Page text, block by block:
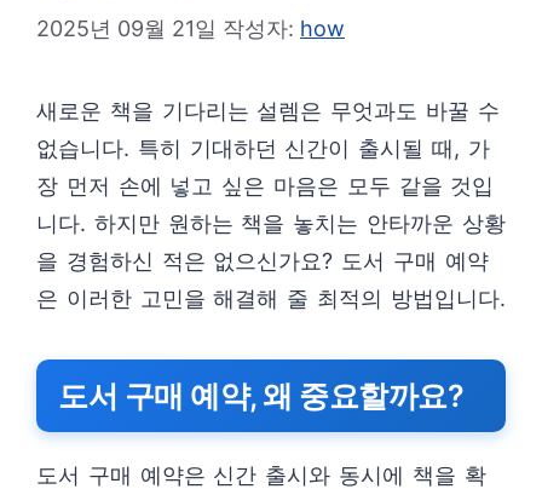
2025년 09월 21일 작성자: how
새로운 책을 기다리는 설렘은 무엇과도 바꿀 수
없습니다. 특히 기대하던 신간이 출시될 때, 가
장 먼저 손에 넣고 싶은 마음은 모두 같을 것입
니다. 하지만 원하는 책을 놓치는 안타까운 상황
을 경험하신 적은 없으신가요? 도서 구매 예약
은 이러한 고민을 해결해 줄 최적의 방법입니다.
도서 구매 예약, 왜 중요할까요?
도서 구매 예약은 신간 출시와 동시에 책을 확